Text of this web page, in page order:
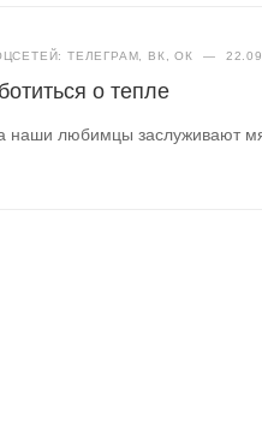
ТЕЛЕГРАМ, ВК, ОК —
о тепле
наши любимцы заслуживают